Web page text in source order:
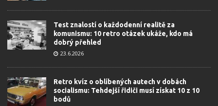
Test znalostí o každodenní realitě za
komunismu: 10 retro otázek ukáže, kdo má
dobrý přehled
23.6.2026
Retro kvíz o oblíbených autech v dobách
socialismu: Tehdejší řidiči musí získat 10 z 10
bodů